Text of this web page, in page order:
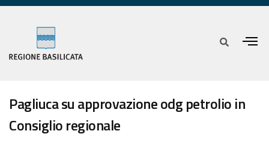
Pagliuca su approvazione odg petrolio in
Consiglio regionale